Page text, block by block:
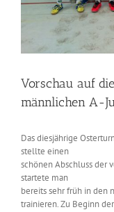
Vorschau auf
männlichen A-
Das diesjährige
stellte einen
schönen Abschluss der
startete man
bereits sehr früh in den
trainieren. Zu Beginn der